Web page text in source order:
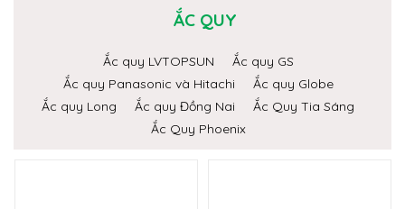
ẮC QUY
Ắc quy LVTOPSUN
Ắc quy GS
Ắc quy Panasonic và Hitachi
Ắc quy Globe
Ắc quy Long
Ắc quy Đồng Nai
Ắc Quy Tia Sáng
Ắc Quy Phoenix